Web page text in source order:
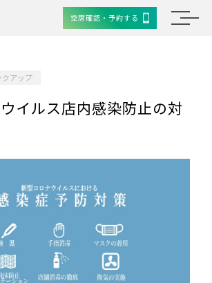
空席確認・予約する
クアップ
イルス店内感染防止の対